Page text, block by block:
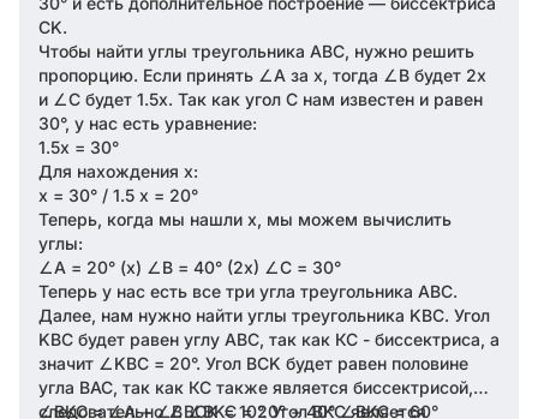
CK.
Чтобы найти углы треугольника ABC, нужно решить
пропорцию. Если принять ∠A за x, тогда ∠B будет 2x
и ∠C будет 1.5x. Так как угол С нам известен и равен
30°, у нас есть уравнение:
1.5x = 30°
Для нахождения x:
x = 30° / 1.5 x = 20°
Теперь, когда мы нашли x, мы можем вычислить
углы:
∠A = 20° (x) ∠B = 40° (2x) ∠C = 30°
Теперь у нас есть все три угла треугольника ABC.
Далее, нам нужно найти углы треугольника KBC. Угол
KBC будет равен углу ABC, так как КС - биссектриса, а
значит ∠KBC = 20°. Угол BCK будет равен половине
угла BAC, так как КС также является биссектрисой,
следовательно ∠BCK = 10°. Угол BKC является
∠BKC = ∠A + ∠B ∠BKC = 20° + 40° ∠BKC = 60°